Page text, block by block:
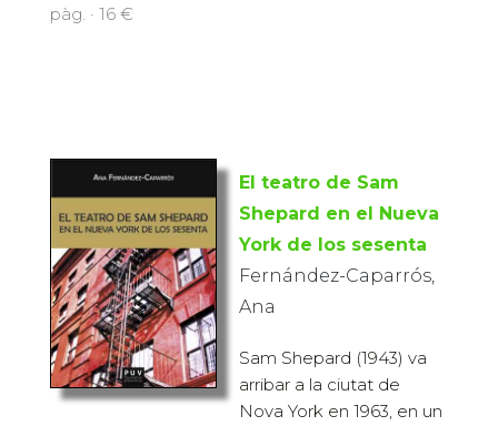
pàg. · 16 €
El teatro de Sam
Shepard en el Nueva
York de los sesenta
Fernández-Caparrós,
Ana
Sam Shepard (1943) va
arribar a la ciutat de
Nova York en 1963, en un